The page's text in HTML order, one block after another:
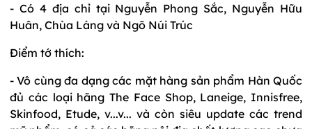
- Có 4 địa chỉ tại Nguyễn Phong Sắc, Nguyễn Hữu
Huân, Chùa Láng và Ngõ Núi Trúc
Điểm tớ thích:
- Vô cùng đa dạng các mặt hàng sản phẩm Hàn Quốc
đủ các loại hãng The Face Shop, Laneige, Innisfree,
Skinfood, Etude, v...v... và còn siêu update các trend